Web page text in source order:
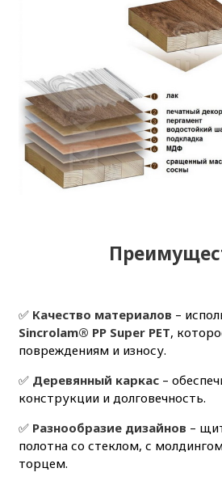
✅ Качество материалов –
Sincrolam® PP Super PET,
повреждениям и износу.
✅ Деревянный каркас–
конструкции и долговечность.
✅ Разнообразие дизайнов –
полотна со стеклом, с
торцем.